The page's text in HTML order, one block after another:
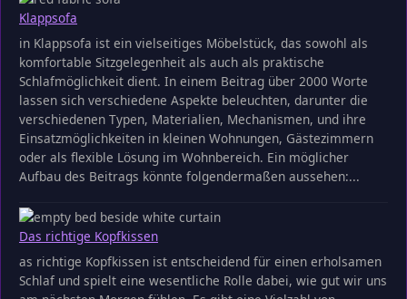
Klappsofa
in Klappsofa ist ein vielseitiges Möbelstück, das sowohl als
komfortable Sitzgelegenheit als auch als praktische
Schlafmöglichkeit dient. In einem Beitrag über 2000 Worte
lassen sich verschiedene Aspekte beleuchten, darunter die
verschiedenen Typen, Materialien, Mechanismen, und ihre
Einsatzmöglichkeiten in kleinen Wohnungen, Gästezimmern
oder als flexible Lösung im Wohnbereich. Ein möglicher
Aufbau des Beitrags könnte folgendermaßen aussehen:...
Das richtige Kopfkissen
as richtige Kopfkissen ist entscheidend für einen erholsamen
Schlaf und spielt eine wesentliche Rolle dabei, wie gut wir uns